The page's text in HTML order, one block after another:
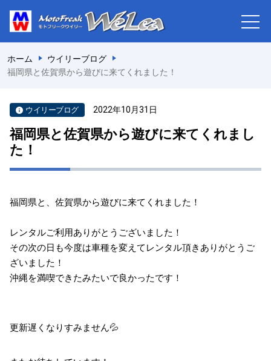
ホーム
ウイリーブログ
福岡県と佐賀県から遊びに来てくれました！
ウイリーブログ 2022年10月31日
福岡県と佐賀県から遊びに来てくれまし
た！
福岡県と、佐賀県から遊びに来てくれました！
⁡レンタルご利用ありがとうございました！
その次の日も今度は車種を変えてレンタル頂きありがとうご
ざいました！⁡
沖縄を満喫できたみたいで良かったです！⁡⁡
⁡更新遅くなりすみません💦